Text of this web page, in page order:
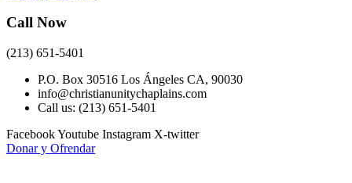
Call Now
(213) 651-5401
P.O. Box 30516 Los Ángeles CA, 90030
info@christianunitychaplains.com
Call us: (213) 651-5401
FacebookYoutube Instagram X-twitter
Donar y Ofrendar